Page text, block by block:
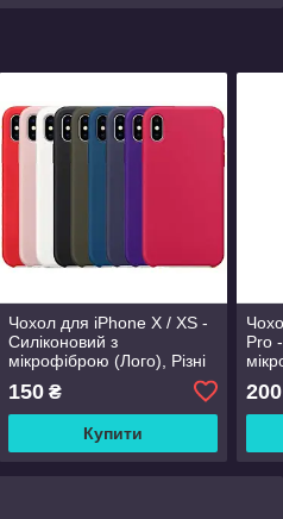
Чохол для iPhone X / XS -
Cиліконовий з
мікрофіброю (Лого), Різні
150₴
Купити
Pro
200